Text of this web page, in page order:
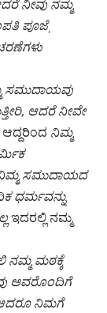
ಆದರೆ ನೀವೇ
ಆದ್ದರಿಂದ
ಸಮುದಾಯದ
ಧರ್ಮವನ್ನು
ಇದರಲ್ಲಿ ನಮ್ಮ
ಮಠಕ್ಕೆ
ಅವರೊಂದಿಗೆ
ಆದರೂ ನಿಮಗೆ
ನಿಮ್ಮ
ತಮ್ಮ ಮಠಗಳಲ್ಲಿ
ನಮ್ಮ ವೈದಿಕ
ನೀವು